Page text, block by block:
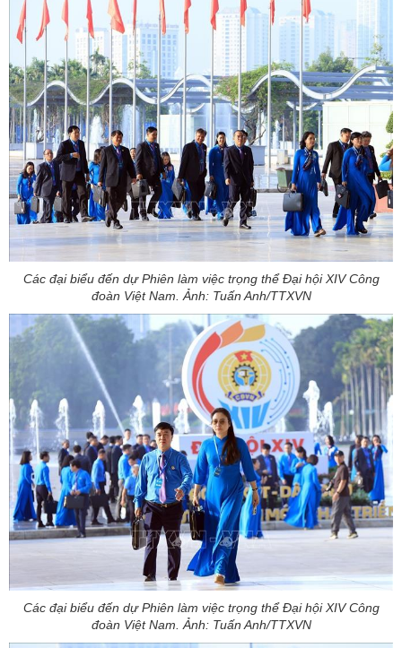
Các đại biểu đến dự Phiên làm việc trọng thể Đại hội XIV Công
đoàn Việt Nam. Ảnh: Tuấn Anh/TTXVN
Các đại biểu đến dự Phiên làm việc trọng thể Đại hội XIV Công
đoàn Việt Nam. Ảnh: Tuấn Anh/TTXVN